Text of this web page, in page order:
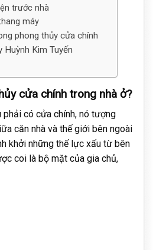
trước nhà
máy
phong thủy cửa chính
Huỳnh Kim Tuyến
cửa chính trong nhà ở?
phải có cửa chính, nó tượng
căn nhà và thế giới bên ngoài
khởi những thế lực xấu từ bên
coi là bộ mặt của gia chủ,